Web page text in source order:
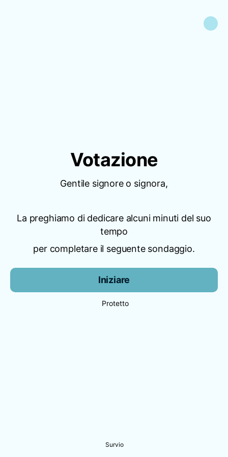
Votazione
Gentile signore o signora,
La preghiamo di dedicare alcuni minuti del suo
tempo
per completare il seguente sondaggio.
Iniziare
Protetto
Survio